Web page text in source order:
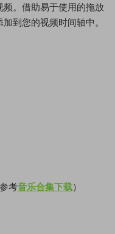
。借助易于使用的拖放
到您的视频时间轴中。
考音乐合集下载）